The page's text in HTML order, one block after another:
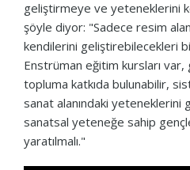
geliştirmeye ve yeteneklerini
şöyle diyor: "Sadece resim
kendilerini geliştirebilecekleri
Enstrüman eğitim kursları var,
topluma katkıda bulunabilir,
sanat alanındaki yeteneklerini
sanatsal yeteneğe sahip
yaratılmalı."